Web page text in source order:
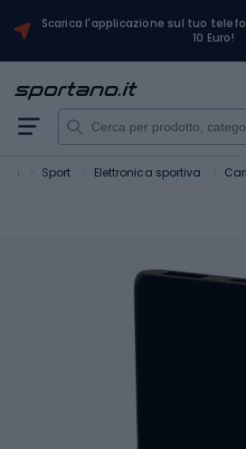
Scarica l'applicazione sul tuo
10 Euro!
Sport Elettronica sportiva